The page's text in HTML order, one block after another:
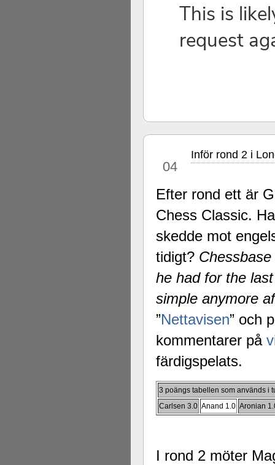
04
Inför rond 2 i
Efter rond ett är
Chess Classic.
skedde mot
tidigt?
he had for the
simple anymore
”Nettavisen” och
kommentarer på
färdigspelats.
3 poängs tabellen som används i
Carlsen 3.0 Anand 1.0 Aronian
I rond 2 möter